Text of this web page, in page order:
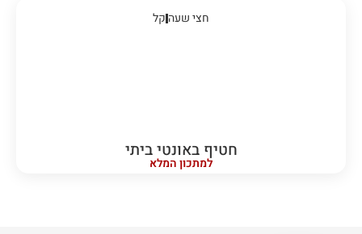
חצי שעה קל
חטיף באונטי ביתי
למתכון המלא